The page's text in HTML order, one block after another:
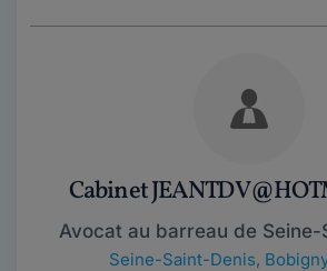
Cabinet
Avocat au barreau de Seine-
Seine-Saint-Denis,